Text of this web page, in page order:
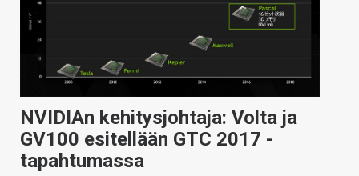
NVIDIAn kehitysjohtaja: Volta ja
GV100 esitellään GTC 2017 -
tapahtumassa